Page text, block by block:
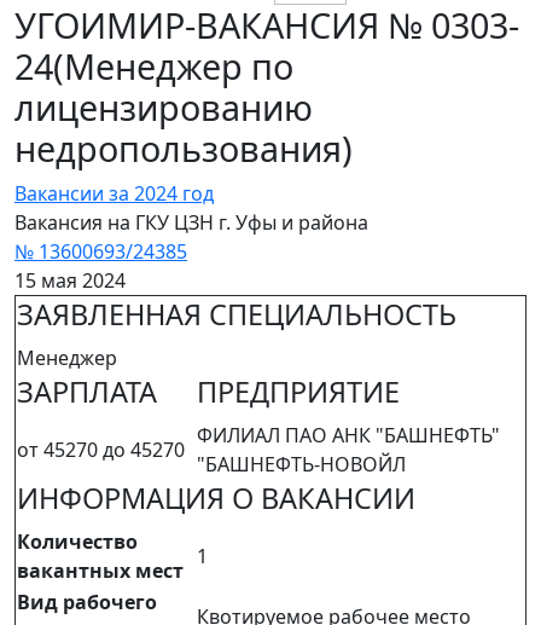
УГОИМИР-ВАКАНСИЯ № 0303-
24(Менеджер по
лицензированию
недропользования)
Вакансии за 2024 год
Вакансия на ГКУ ЦЗН г. Уфы и района
№ 13600693/24385
15 мая 2024
ЗАЯВЛЕННАЯ СПЕЦИАЛЬНОСТЬ
Менеджер
ЗАРПЛАТА ПРЕДПРИЯТИЕ
от 45270 до 45270
ФИЛИАЛ ПАО АНК "БАШНЕФТЬ"
"БАШНЕФТЬ-НОВОЙЛ
ИНФОРМАЦИЯ О ВАКАНСИИ
Количество
вакантных мест
1
Вид рабочего
Квотируемое рабочее место